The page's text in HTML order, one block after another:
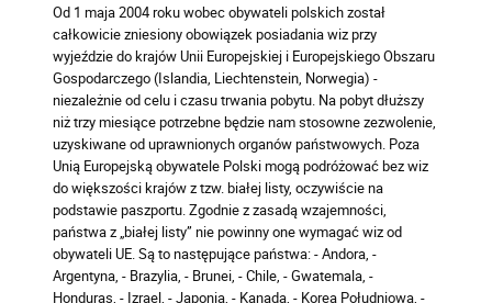
Od 1 maja 2004 roku wobec obywateli polskich został
całkowicie zniesiony obowiązek posiadania wiz przy
wyjeździe do krajów Unii Europejskiej i Europejskiego Obszaru
Gospodarczego (Islandia, Liechtenstein, Norwegia) -
niezależnie od celu i czasu trwania pobytu. Na pobyt dłuższy
niż trzy miesiące potrzebne będzie nam stosowne zezwolenie,
uzyskiwane od uprawnionych organów państwowych. Poza
Unią Europejską obywatele Polski mogą podróżować bez wiz
do większości krajów z tzw. białej listy, oczywiście na
podstawie paszportu. Zgodnie z zasadą wzajemności,
państwa z „białej listy” nie powinny one wymagać wiz od
obywateli UE. Są to następujące państwa: - Andora, -
Argentyna, - Brazylia, - Brunei, - Chile, - Gwatemala, -
Honduras, - Izrael, - Japonia, - Kanada, - Korea Południowa, -